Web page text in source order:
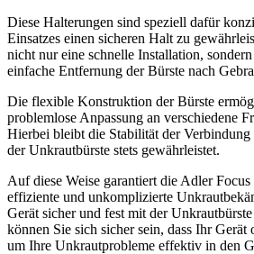
Diese Halterungen sind speziell dafür
Einsatzes einen sicheren Halt zu
nicht nur eine schnelle Installation,
einfache Entfernung der Bürste nach
Die flexible Konstruktion der Bürste
problemlose Anpassung an verschiedene
Hierbei bleibt die Stabilität der
der Unkrautbürste stets gewährleistet.
Auf diese Weise garantiert die Adler
effiziente und unkomplizierte
Gerät sicher und fest mit der
können Sie sich sicher sein, dass Ihr Gerät
um Ihre Unkrautprobleme effektiv in den